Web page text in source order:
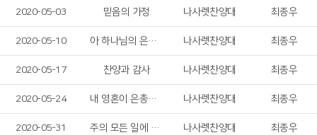
2020-05-03 믿음의 가정 나사렛찬양대 최종우
2020-05-10 아 하나님의 은혜로 나사렛찬양대 최종우
2020-05-17 찬양과 감사 나사렛찬양대 최종우
2020-05-24 내 영혼이 은총입어 나사렛찬양대 최종우
2020-05-31 주의 모든 일에 감사드리며 나사렛찬양대 최종우